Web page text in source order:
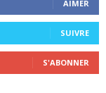
AIMER
SUIVRE
S'ABONNER